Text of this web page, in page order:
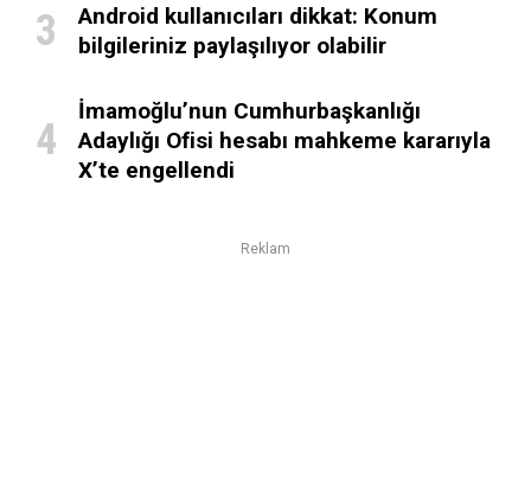
Android kullanıcıları dikkat: Konum
bilgileriniz paylaşılıyor olabilir
İmamoğlu’nun Cumhurbaşkanlığı
Adaylığı Ofisi hesabı mahkeme kararıyla
X’te engellendi
Reklam